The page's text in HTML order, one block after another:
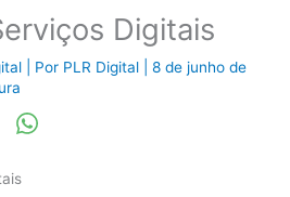
Digitais
| Por PLR Digital
8 de junho de